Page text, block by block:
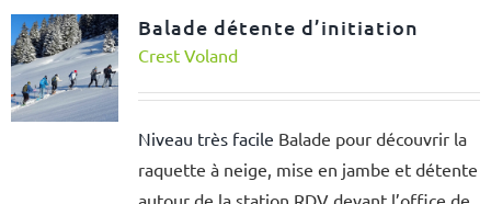
Balade détente d’initiation
Crest Voland
Niveau très facile Balade pour découvrir la
raquette à neige, mise en jambe et détente
autour de la station RDV devant l’office de